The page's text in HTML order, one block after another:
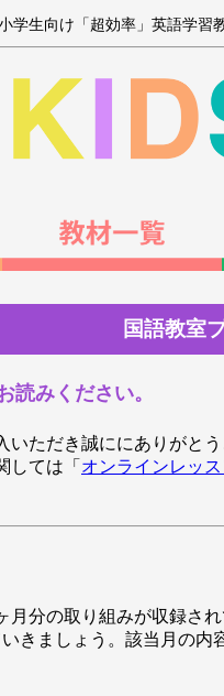
学生向け「超効率」英語学習
国語教室
読みください。
いただき誠ににありがと
しては「 オンラインレッ
月分の取り組みが収録され
きましょう。該当月の内